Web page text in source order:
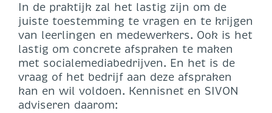
In de praktijk zal het lastig zijn om de
juiste toestemming te vragen en te krijgen
van leerlingen en medewerkers. Ook is het
lastig om concrete afspraken te maken
met socialemediabedrijven. En het is de
vraag of het bedrijf aan deze afspraken
kan en wil voldoen. Kennisnet en SIVON
adviseren daarom: